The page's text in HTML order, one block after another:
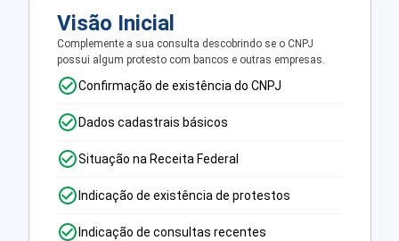
Visão Inicial
Complemente a sua consulta descobrindo se o CNPJ
possui algum protesto com bancos e outras empresas.
Confirmação de existência do CNPJ
Dados cadastrais básicos
Situação na Receita Federal
Indicação de existência de protestos
Indicação de consultas recentes